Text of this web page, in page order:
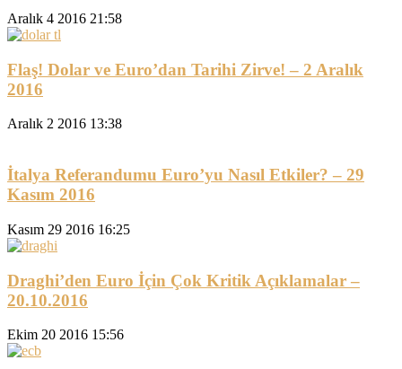
Aralık 4 2016 21:58
Flaş! Dolar ve Euro’dan Tarihi Zirve! – 2 Aralık
2016
Aralık 2 2016 13:38
İtalya Referandumu Euro’yu Nasıl Etkiler? – 29
Kasım 2016
Kasım 29 2016 16:25
Draghi’den Euro İçin Çok Kritik Açıklamalar –
20.10.2016
Ekim 20 2016 15:56